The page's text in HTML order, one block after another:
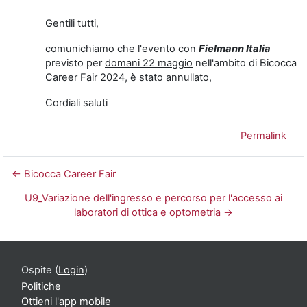
Gentili tutti,
comunichiamo che l'evento con Fielmann Italia
previsto perdomani 22 maggio nell'ambito di Bicocca
Career Fair 2024, è stato annullato,
Cordiali saluti
Permalink
← Bicocca Career Fair
U9_Variazione dell'ingresso e percorso per l'accesso ai
laboratori di ottica e optometria →
Ospite (Login)
Politiche
Ottieni l'app mobile